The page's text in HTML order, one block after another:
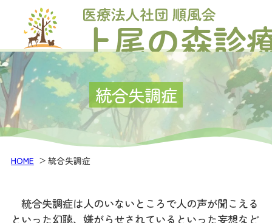
統合失調症
HOME 統合失調症
統合失調症は人のいないところで人の声が聞こえる
といった幻聴、嫌がらせされているといった妄想など